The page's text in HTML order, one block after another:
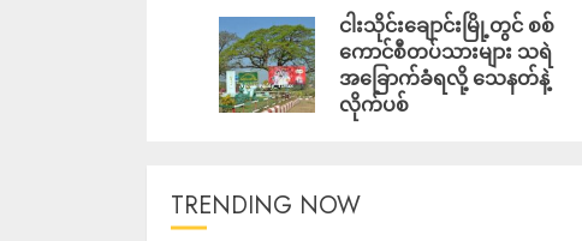
ငါးသိုင်းချောင်းမြို့တွင် စစ်
ကောင်စီတပ်သားများ သရဲ
အခြောက်ခံရလို့ သေနတ်နဲ့
လိုက်ပစ်
TRENDING NOW